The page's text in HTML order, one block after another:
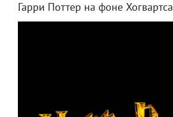
Гарри Поттер на фоне Хогвартса